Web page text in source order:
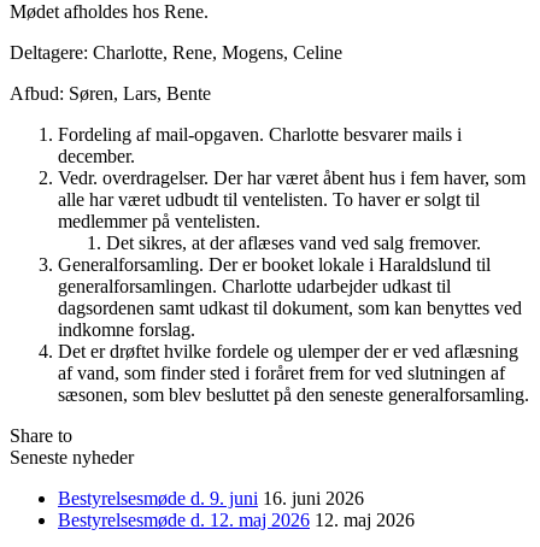
Mødet afholdes hos Rene.
Deltagere: Charlotte, Rene, Mogens, Celine
Afbud: Søren, Lars, Bente
Fordeling af mail-opgaven. Charlotte besvarer mails i
december.
Vedr. overdragelser. Der har været åbent hus i fem haver, som
alle har været udbudt til ventelisten. To haver er solgt til
medlemmer på ventelisten.
Det sikres, at der aflæses vand ved salg fremover.
Generalforsamling. Der er booket lokale i Haraldslund til
generalforsamlingen. Charlotte udarbejder udkast til
dagsordenen samt udkast til dokument, som kan benyttes ved
indkomne forslag.
Det er drøftet hvilke fordele og ulemper der er ved aflæsning
af vand, som finder sted i foråret frem for ved slutningen af
sæsonen, som blev besluttet på den seneste generalforsamling.
Share to
Seneste nyheder
Bestyrelsesmøde d. 9. juni 16. juni 2026
Bestyrelsesmøde d. 12. maj 2026 12. maj 2026